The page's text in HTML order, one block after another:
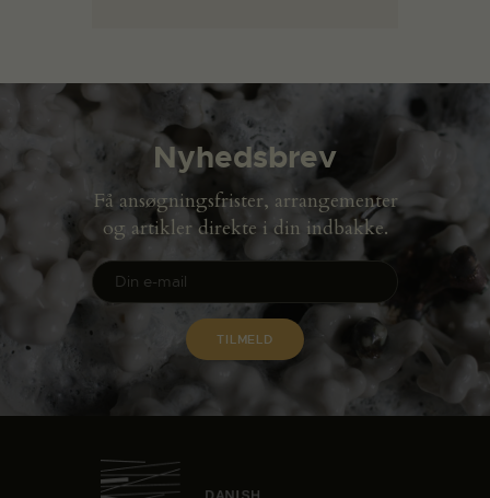
Nyhedsbrev
Få ansøgningsfrister, arrangementer
og artikler direkte i din indbakke.